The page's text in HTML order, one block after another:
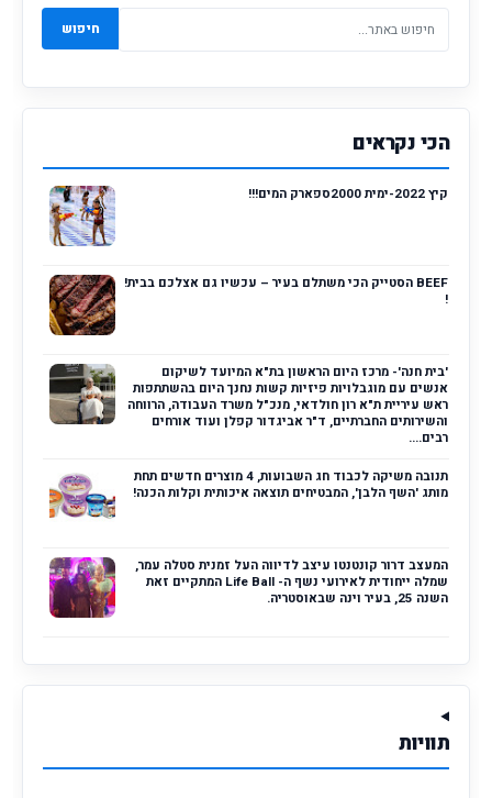
חיפוש
הכי נקראים
קיץ 2022-ימית 2000ספארק המים!!!
BEEF הסטייק הכי משתלם בעיר – עכשיו גם אצלכם בבית!
!
'בית חנה'- מרכז היום הראשון בת"א המיועד לשיקום
אנשים עם מוגבלויות פיזיות קשות נחנך היום בהשתתפות
ראש עיריית ת"א רון חולדאי, מנכ"ל משרד העבודה, הרווחה
והשירותים החברתיים, ד"ר אביגדור קפלן ועוד אורחים
רבים....
תנובה משיקה לכבוד חג השבועות, 4 מוצרים חדשים תחת
מותג 'השף הלבן', המבטיחים תוצאה איכותית וקלות הכנה!
המעצב דרור קונטנטו עיצב לדיווה העל זמנית סטלה עמר,
שמלה ייחודית לאירועי נשף ה- Life Ball המתקיים זאת
השנה 25, בעיר וינה שבאוסטריה.
תוויות